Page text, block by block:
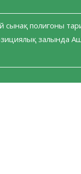
сынақ полигоны
залында